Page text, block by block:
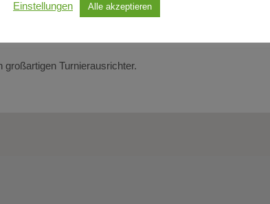
Millica und Helen.
Turnierausrichter.
Einstellungen Alle akzeptieren